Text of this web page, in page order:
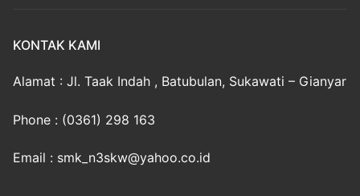
KONTAK KAMI
Alamat : Jl. Taak Indah , Batubulan, Sukawati – Gianyar
Phone : (0361) 298 163
Email : smk_n3skw@yahoo.co.id